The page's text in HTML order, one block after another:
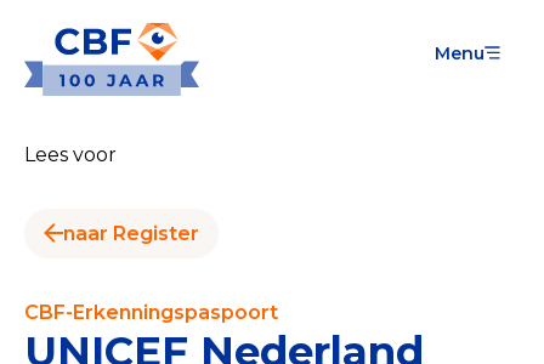
Menu
Goede Doelen
CBF-Erkenning aanvragen
Lees voor
naar Register
CBF-Erkenningspaspoort
UNICEF Nederland